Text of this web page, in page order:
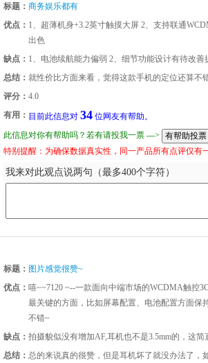
标题： 商务娱乐都有
优点： 1、超薄机身+3.2英寸触摸大屏 2、支持联通
出色
缺点： 1、电池续航能力偏弱 2、细节功能设计有待改
总结： 就性价比方面来看，觉得这款手机的定位还算不
评分： 4.0
有用： 目前此信息对 34 位网友有帮助。
此信息对你有帮助吗？若有请投我一票 --->
特别提醒：为确保数据真实性，同一产品所有点评仅有
我来对此观点说两句（最多400个字符）
标题： 图片感觉很赞~
优点： 嘻~~7120 ~--一款面向中端市场的WCDMA触控
最关键的方面，比如屏幕配置、电池配置方面保
不错~
缺点： 拍摄貌似没有增加AF,耳机也不是3.5mm的，这简
总结： 总的来说真的很赞，但是耳机坏了就没办法了，